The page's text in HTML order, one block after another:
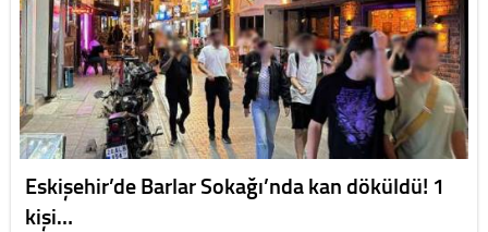
Eskişehir’de Barlar Sokağı’nda kan döküldü! 1
kişi…